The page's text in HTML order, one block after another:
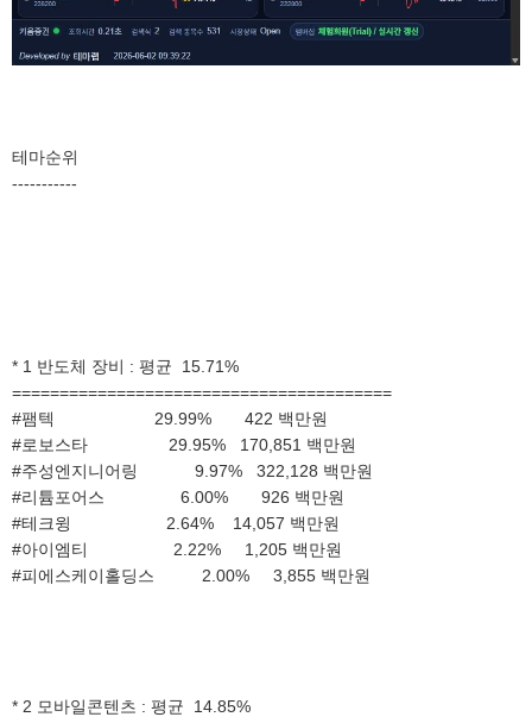
테마순위
-----------
* 1 반도체 장비 : 평균 15.71%
========================================
#팸텍 29.99% 422 백만원
#로보스타 29.95% 170,851 백만원
#주성엔지니어링 9.97% 322,128 백만원
#리튬포어스 6.00% 926 백만원
#테크윙 2.64% 14,057 백만원
#아이엠티 2.22% 1,205 백만원
#피에스케이홀딩스 2.00% 3,855 백만원
* 2 모바일콘텐츠 : 평균 14.85%